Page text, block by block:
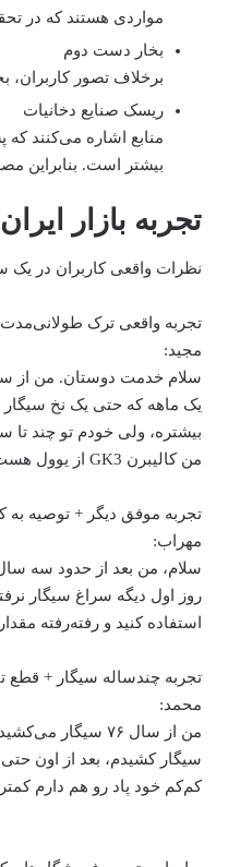
مواردی هستند که در
بخار دست دوم
برخلاف تصور
ریسک صنایع دخانیات
منابع اشاره می‌کنند
بیشتر است. بنابراین
تجربه بازار
نظرات واقعی کاربران در یک
تجربه واقعی ترک طولانی‌مدت
مجید:
یک ماهه که حتی یک نخ
بیشتره، ولی خودم تو چند
من کالیبرن GK3 از یوول هست و خیلی راضیم.
تجربه موفق دیگر + توصیه به
مهراب:
سلام، من بعد از حدود سه
روز اول دیگه سراغ سیگار
استفاده کنید و رفته‌رفته
تجربه چندساله سیگار + قطع
محمد:
من از سال ۷۶
سیگار کشیدم، بعد از اون
کم‌کم خود پاد رو هم دارم